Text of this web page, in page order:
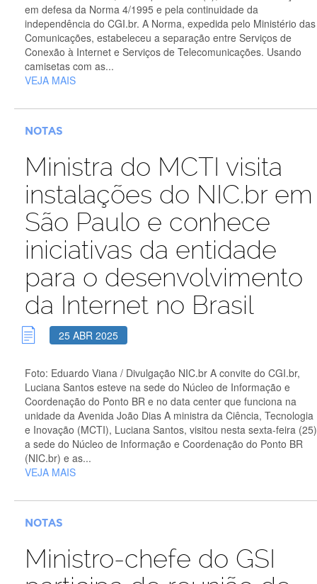
em defesa da Norma 4/1995 e pela continuidade da
independência do CGI.br. A Norma, expedida pelo Ministério das
Comunicações, estabeleceu a separação entre Serviços de
Conexão à Internet e Serviços de Telecomunicações. Usando
camisetas com as...
VEJA MAIS
NOTAS
Ministra do MCTI visita
instalações do NIC.br em
São Paulo e conhece
iniciativas da entidade
para o desenvolvimento
da Internet no Brasil
25 ABR 2025
Foto: Eduardo Viana / Divulgação NIC.br A convite do CGI.br,
Luciana Santos esteve na sede do Núcleo de Informação e
Coordenação do Ponto BR e no data center que funciona na
unidade da Avenida João Dias A ministra da Ciência, Tecnologia
e Inovação (MCTI), Luciana Santos, visitou nesta sexta-feira (25)
a sede do Núcleo de Informação e Coordenação do Ponto BR
(NIC.br) e as...
VEJA MAIS
NOTAS
Ministro-chefe do GSI